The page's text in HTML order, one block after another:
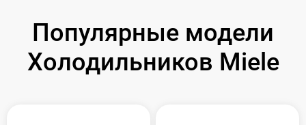
Популярные модели
Холодильников Miele